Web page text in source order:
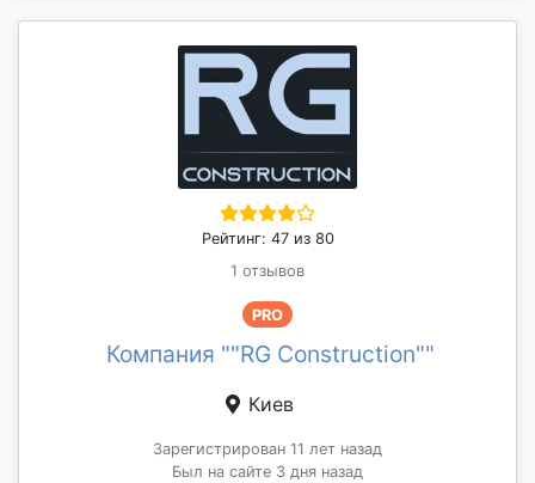
Рейтинг: 47 из 80
1 отзывов
PRO
Компания ""RG Construction""
Киев
Зарегистрирован 11 лет назад
Был на сайте 3 дня назад